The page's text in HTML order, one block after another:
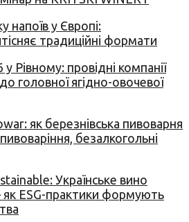
напоїв у Європі:
традиційні формати
Рівному: провідні компанії
головної ягідно-овочевої
як березнівська пивоварня
безалкогольні
Українське вино
ESG-практики формують